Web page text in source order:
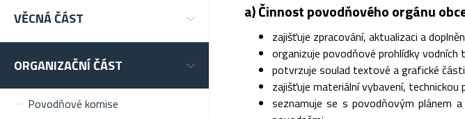
VĚCNÁ ČÁST
ORGANIZAČNÍ ČÁST
Povodňové komise
a) Činnost povodňového orgánu
zajišťuje zpracování, aktualizaci a
organizuje povodňové prohlídky vodních
potvrzuje soulad textové a grafické
zajišťuje materiální vybavení, technickou
seznamuje se s povodňovým plánem